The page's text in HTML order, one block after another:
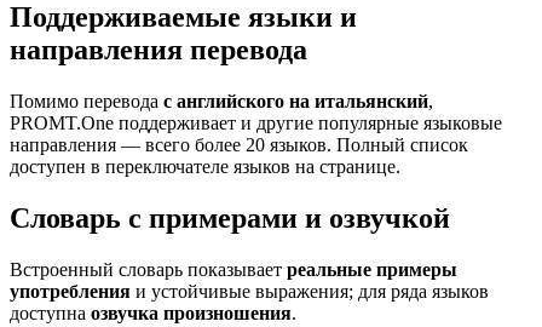
Поддерживаемые языки и
направления перевода
Помимо перевода с английского на итальянский,
PROMT.One поддерживает и другие популярные языковые
направления — всего более 20 языков. Полный список
доступен в переключателе языков на странице.
Словарь с примерами и озвучкой
Встроенный словарь показывает реальные примеры
употребления и устойчивые выражения; для ряда языков
доступна озвучка произношения.